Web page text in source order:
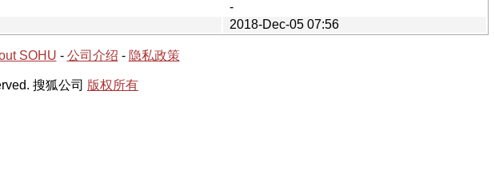
-
2018-Dec-05 07:56
SOHU - 公司介绍 - 隐私政策
搜狐公司 版权所有